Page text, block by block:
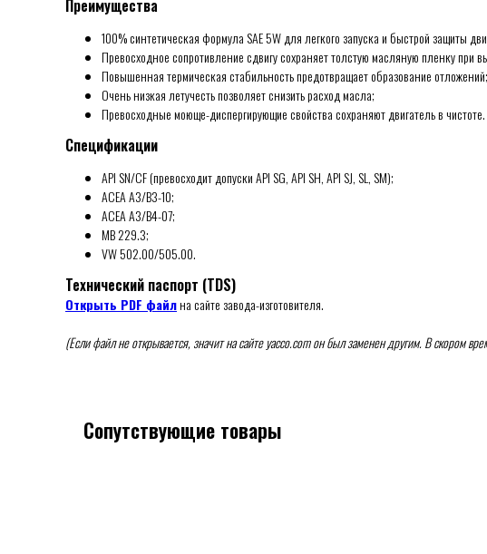
Преимущества
100% синтетическая формула SAE 5W для легкого запуска и быстрой защиты
Превосходное сопротивление сдвигу сохраняет толстую масляную пленку при
Повышенная термическая стабильность предотвращает образование отложений;
Очень низкая летучесть позволяет снизить расход масла;
Превосходные моюще-диспергирующие свойства сохраняют двигатель в чистоте.
Спецификации
API SN/CF (превосходит допуски API SG, API SH, API SJ, SL, SM);
ACEA A3/B3-10;
ACEA A3/B4-07;
MB 229.3;
VW 502.00/505.00.
Технический паспорт (TDS)
Открыть PDF файлна сайте завода-изготовителя.
(Если файл не открывается, значит на сайте yacco.com он был заменен другим. В скором
Сопутствующие товары